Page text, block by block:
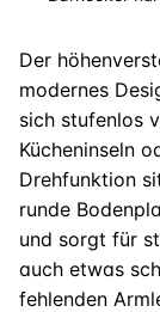
Der
modernes
sich stufenlos
Kücheninseln
Drehfunktion
runde
und sorgt für
auch etwas
fehlenden